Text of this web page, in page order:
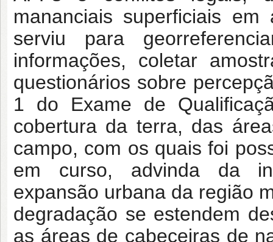
mananciais superficiais
serviu para
informações, coletar
questionários sobre
1 do Exame de
cobertura da terra, das
campo, com os quais foi
em curso, advinda da
expansão urbana da região
degradação se estendem
as áreas de cabeceiras de